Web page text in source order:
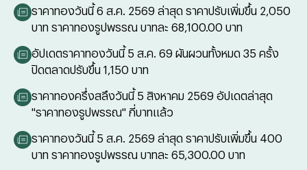
ราคาทองวันนี้ 6 ส.ค. 2569 ล่าสุด ราคาปรับเพิ่มขึ้น 2,050
บาท ราคาทองรูปพรรณ บาทละ 68,100.00 บาท
อัปเดตราคาทองวันนี้ 5 ส.ค. 69 ผันผวนทั้งหมด 35 ครั้ง
ปิดตลาดปรับขึ้น 1,150 บาท
ราคาทองครึ่งสลึงวันนี้ 5 สิงหาคม 2569 อัปเดตล่าสุด
"ราคาทองรูปพรรณ" กี่บาทแล้ว
ราคาทองวันนี้ 5 ส.ค. 2569 ล่าสุด ราคาปรับเพิ่มขึ้น 400
บาท ราคาทองรูปพรรณ บาทละ 65,300.00 บาท